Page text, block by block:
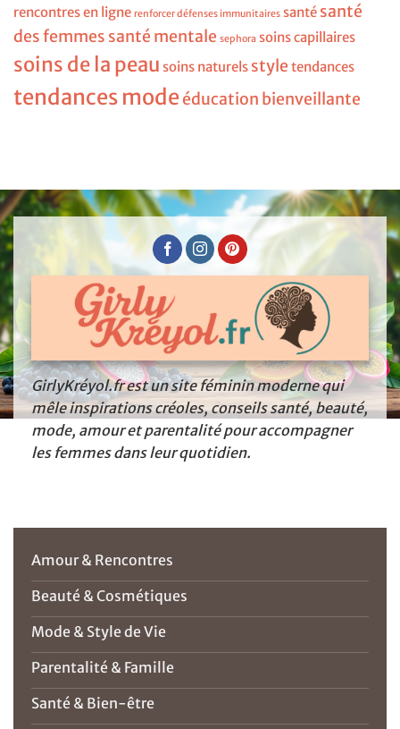
rencontres en ligne renforcer défenses immunitaires santé santé
des femmes santé mentale sephora soins capillaires
soins de la peau soins naturels style tendances
tendances mode éducation bienveillante
GirlyKréyol.fr est un site féminin moderne qui
mêle inspirations créoles, conseils santé, beauté,
mode, amour et parentalité pour accompagner
les femmes dans leur quotidien.
Amour & Rencontres
Beauté & Cosmétiques
Mode & Style de Vie
Parentalité & Famille
Santé & Bien-être